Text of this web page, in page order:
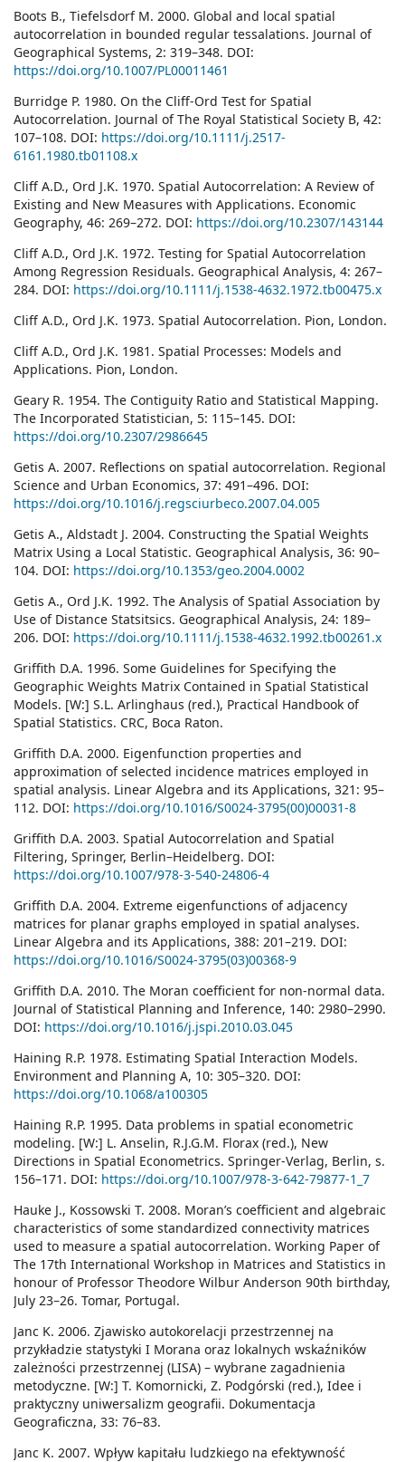
Boots B., Tiefelsdorf M. 2000. Global and local spatial
autocorrelation in bounded regular tessalations. Journal of
Geographical Systems, 2: 319–348. DOI:
https://doi.org/10.1007/PL00011461
Burridge P. 1980. On the Cliff-Ord Test for Spatial
Autocorrelation. Journal of The Royal Statistical Society B, 42:
107–108. DOI: https://doi.org/10.1111/j.2517-
6161.1980.tb01108.x
Cliff A.D., Ord J.K. 1970. Spatial Autocorrelation: A Review of
Existing and New Measures with Applications. Economic
Geography, 46: 269–272. DOI: https://doi.org/10.2307/143144
Cliff A.D., Ord J.K. 1972. Testing for Spatial Autocorrelation
Among Regression Residuals. Geographical Analysis, 4: 267–
284. DOI: https://doi.org/10.1111/j.1538-4632.1972.tb00475.x
Cliff A.D., Ord J.K. 1973. Spatial Autocorrelation. Pion, London.
Cliff A.D., Ord J.K. 1981. Spatial Processes: Models and
Applications. Pion, London.
Geary R. 1954. The Contiguity Ratio and Statistical Mapping.
The Incorporated Statistician, 5: 115–145. DOI:
https://doi.org/10.2307/2986645
Getis A. 2007. Reflections on spatial autocorrelation. Regional
Science and Urban Economics, 37: 491–496. DOI:
https://doi.org/10.1016/j.regsciurbeco.2007.04.005
Getis A., Aldstadt J. 2004. Constructing the Spatial Weights
Matrix Using a Local Statistic. Geographical Analysis, 36: 90–
104. DOI: https://doi.org/10.1353/geo.2004.0002
Getis A., Ord J.K. 1992. The Analysis of Spatial Association by
Use of Distance Statsitsics. Geographical Analysis, 24: 189–
206. DOI: https://doi.org/10.1111/j.1538-4632.1992.tb00261.x
Griffith D.A. 1996. Some Guidelines for Specifying the
Geographic Weights Matrix Contained in Spatial Statistical
Models. [W:] S.L. Arlinghaus (red.), Practical Handbook of
Spatial Statistics. CRC, Boca Raton.
Griffith D.A. 2000. Eigenfunction properties and
approximation of selected incidence matrices employed in
spatial analysis. Linear Algebra and its Applications, 321: 95–
112. DOI: https://doi.org/10.1016/S0024-3795(00)00031-8
Griffith D.A. 2003. Spatial Autocorrelation and Spatial
Filtering, Springer, Berlin–Heidelberg. DOI:
https://doi.org/10.1007/978-3-540-24806-4
Griffith D.A. 2004. Extreme eigenfunctions of adjacency
matrices for planar graphs employed in spatial analyses.
Linear Algebra and its Applications, 388: 201–219. DOI:
https://doi.org/10.1016/S0024-3795(03)00368-9
Griffith D.A. 2010. The Moran coefficient for non-normal data.
Journal of Statistical Planning and Inference, 140: 2980–2990.
DOI: https://doi.org/10.1016/j.jspi.2010.03.045
Haining R.P. 1978. Estimating Spatial Interaction Models.
Environment and Planning A, 10: 305–320. DOI:
https://doi.org/10.1068/a100305
Haining R.P. 1995. Data problems in spatial econometric
modeling. [W:] L. Anselin, R.J.G.M. Florax (red.), New
Directions in Spatial Econometrics. Springer-Verlag, Berlin, s.
156–171. DOI: https://doi.org/10.1007/978-3-642-79877-1_7
Hauke J., Kossowski T. 2008. Moran’s coefficient and algebraic
characteristics of some standardized connectivity matrices
used to measure a spatial autocorrelation. Working Paper of
The 17th International Workshop in Matrices and Statistics in
honour of Professor Theodore Wilbur Anderson 90th birthday,
July 23–26. Tomar, Portugal.
Janc K. 2006. Zjawisko autokorelacji przestrzennej na
przykładzie statystyki I Morana oraz lokalnych wskaźników
zależności przestrzennej (LISA) – wybrane zagadnienia
metodyczne. [W:] T. Komornicki, Z. Podgórski (red.), Idee i
praktyczny uniwersalizm geografii. Dokumentacja
Geograficzna, 33: 76–83.
Janc K. 2007. Wpływ kapitału ludzkiego na efektywność